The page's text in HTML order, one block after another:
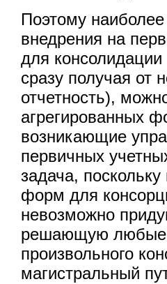
Поэтому
внедрения на
для
сразу получая от
отчетность),
агрегированных
возникающие
первичных
задача,
форм для
невозможно
решающую любые
произвольного
магистральный